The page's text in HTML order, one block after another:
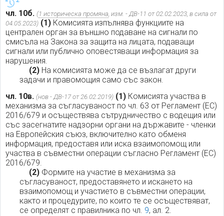
чл. 10б. (1 историческа промяна, изм. - ДВ-11 от 02.02.2023, в сила от
04.05.2023) (1) Комисията изпълнява функциите на
централен орган за външно подаване на сигнали по
смисъла на Закона за защита на лицата, подаващи
сигнали или публично оповестяващи информация за
нарушения.
(2) На комисията може да се възлагат други
задачи и правомощия само със закон.
чл. 10в. (нов - ДВ-17 от 26.02.2019) (1) Комисията участва в
механизма за съгласуваност по чл. 63 от Регламент (ЕС)
2016/679 и осъществява сътрудничество с водещия или
със засегнатите надзорни органи на държавите - членки
на Европейския съюз, включително като обменя
информация, предоставя или иска взаимопомощ или
участва в съвместни операции съгласно Регламент (ЕС)
2016/679.
(2) Формите на участие в механизма за
съгласуваност, предоставянето и искането на
взаимопомощ и участието в съвместни операции,
както и процедурите, по които те се осъществяват,
се определят с правилника по чл. 9, ал. 2.